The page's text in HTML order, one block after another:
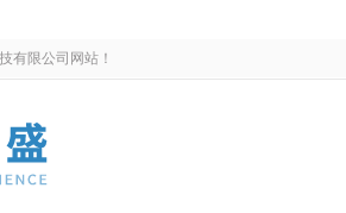
有限公司网站！